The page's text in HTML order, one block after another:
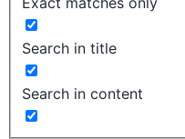
Search in title
Search in content